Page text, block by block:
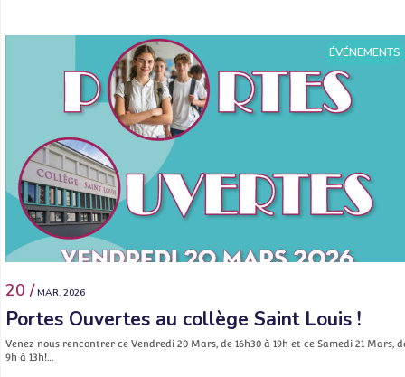
ÉVÉNEMENTS
20 / MAR. 2026
Portes Ouvertes au collège Saint Louis !
Venez nous rencontrer ce Vendredi 20 Mars, de 16h30 à 19h et ce Samedi 21 Mars,
9h à 13h!…